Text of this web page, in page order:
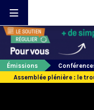
Émissions
Assemblée plénière : le